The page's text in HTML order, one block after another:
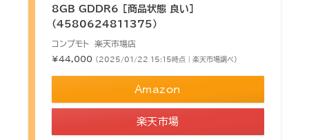
8GB GDDR6 [商品状態 良い]
(4580624811375)
コンプモト 楽天市場店
¥44,000 （2025/01/22 15:15時点 | 楽天市場調べ）
Amazon
楽天市場